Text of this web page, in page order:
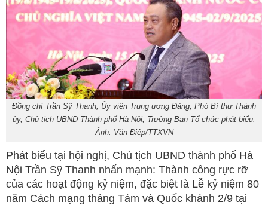
Đồng chí Trần Sỹ Thanh, Ủy viên Trung ương Đảng, Phó Bí thư Thành
ủy, Chủ tịch UBND Thành phố Hà Nội, Trưởng Ban Tổ chức phát biểu.
Ảnh: Văn Điệp/TTXVN
Phát biểu tại hội nghị, Chủ tịch UBND thành phố Hà
Nội Trần Sỹ Thanh nhấn mạnh: Thành công rực rỡ
của các hoạt động kỷ niệm, đặc biệt là Lễ kỷ niệm 80
năm Cách mạng tháng Tám và Quốc khánh 2/9 tại